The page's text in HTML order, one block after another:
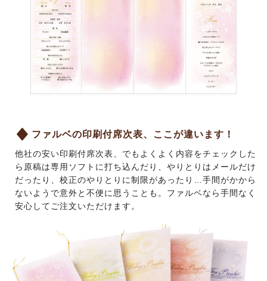
ファルベの印刷付席次表、ここが違います！
他社の安い印刷付席次表、でもよくよく内容をチェックした
ら原稿は専用ソフトに打ち込んだり、やりとりはメールだけ
だったり、校正のやりとりに制限があったり…手間がかから
ないようで意外と不便に思うことも。ファルベなら手間なく
安心してご注文いただけます。